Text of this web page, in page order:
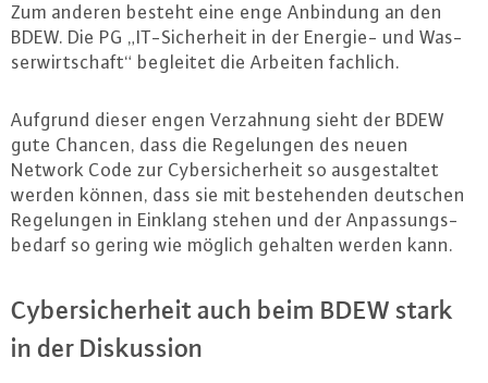
Zum anderen besteht eine enge Anbindung an den
BDEW. Die PG „IT-Si­cher­heit in der Energie- und Was­
ser­wirt­schaft“ begleitet die Arbeiten fachlich.
Aufgrund dieser engen Ver­zah­nung sieht der BDEW
gute Chancen, dass die Re­ge­lun­gen des neuen
Network Code zur Cy­ber­si­cher­heit so aus­ge­stal­tet
werden können, dass sie mit be­ste­hen­den deutschen
Re­ge­lun­gen in Einklang stehen und der An­pas­sungs­
be­darf so gering wie möglich gehalten werden kann.
Cy­ber­si­cher­heit auch beim BDEW stark
in der Dis­kus­si­on